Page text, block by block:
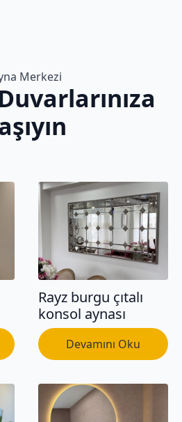
Merkezi
Rayz burgu çıtalı
konsol aynası
Devamını Oku